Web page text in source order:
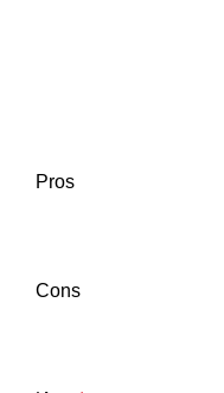
Pros
Cons